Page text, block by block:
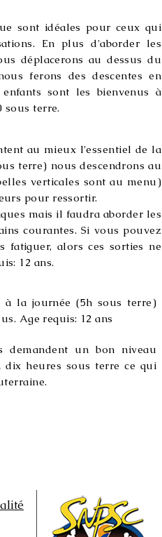
sont idéales pour ceux qui
En plus d'aborder les
déplacerons au dessus du
ferons des descentes en
sont les bienvenus à
sous terre.
au mieux l'essentiel de la
terre) nous descendrons au
verticales sont au menu)
pour ressortir.
mais il faudra aborder les
courantes. Si vous pouvez
fatiguer, alors ces sorties ne
12 ans.
la journée (5h sous terre)
Age requis: 12 ans
un bon niveau
dix heures sous terre ce qui